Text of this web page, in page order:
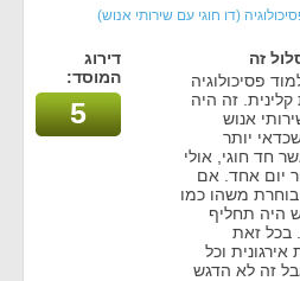
(דו חוגי עם שירותי אנוש)
זה
פסיכולוגיה
קלינית. זה היה
אנוש
יותר
חד חוגי, אולי
יום אחד. אם
בוחרת משהו כמו
היה תחליף
בכל זאת
וכל
זה לא הדגש
דירוג
המוסד:
5